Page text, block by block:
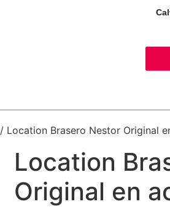
/ Location Brasero Nestor Original
Location
Original en